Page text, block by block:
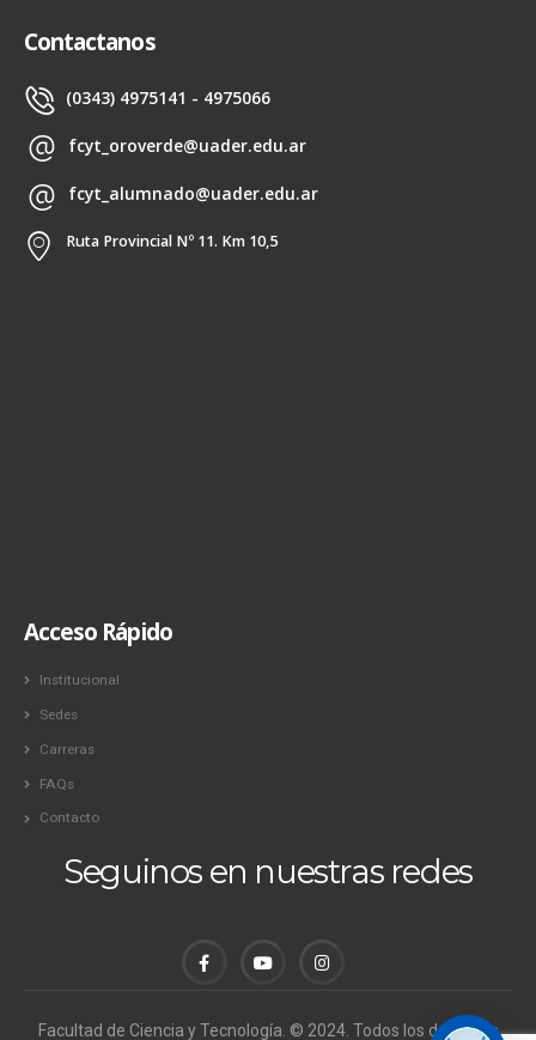
Contactanos
(0343) 4975141 - 4975066
fcyt_oroverde@uader.edu.ar
fcyt_alumnado@uader.edu.ar
Ruta Provincial Nº 11. Km 10,5
Acceso Rápido
Institucional
Sedes
Carreras
FAQs
Contacto
Seguinos en nuestras redes
Facultad de Ciencia y Tecnología. © 2024. Todos los derechos